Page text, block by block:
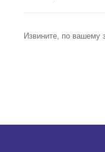
Извините, по вашему